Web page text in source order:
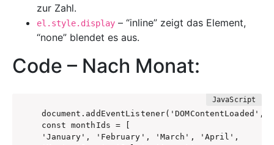
zur Zahl.
el.style.display – “inline” zeigt das Element,
“none” blendet es aus.
Code – Nach Monat:
const monthIds = [
'January', 'February', 'March', 'April',